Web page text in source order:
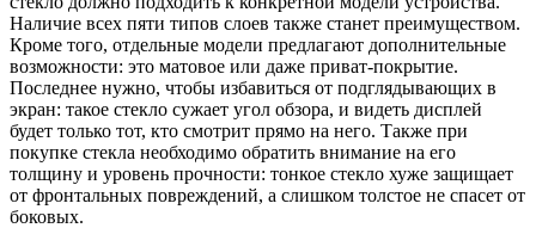
Наличие всех пяти типов слоев также станет преимуществом.
Кроме того, отдельные модели предлагают дополнительные
возможности: это матовое или даже приват-покрытие.
Последнее нужно, чтобы избавиться от подглядывающих в
экран: такое стекло сужает угол обзора, и видеть дисплей
будет только тот, кто смотрит прямо на него. Также при
покупке стекла необходимо обратить внимание на его
толщину и уровень прочности: тонкое стекло хуже защищает
от фронтальных повреждений, а слишком толстое не спасет от
боковых.